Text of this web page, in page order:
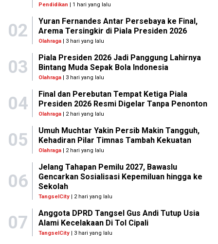
Pendidikan | 1 hari yang lalu
02
Yuran Fernandes Antar Persebaya ke Final,
Arema Tersingkir di Piala Presiden 2026
Olahraga| 3 hari yang lalu
03
Piala Presiden 2026 Jadi Panggung Lahirnya
Bintang Muda Sepak Bola Indonesia
Olahraga| 3 hari yang lalu
04
Final dan Perebutan Tempat Ketiga Piala
Presiden 2026 Resmi Digelar Tanpa Penonton
Olahraga| 2 hari yang lalu
05
Umuh Muchtar Yakin Persib Makin Tangguh,
Kehadiran Pilar Timnas Tambah Kekuatan
Olahraga| 2 hari yang lalu
06
Jelang Tahapan Pemilu 2027, Bawaslu
Gencarkan Sosialisasi Kepemiluan hingga ke
Sekolah
TangselCity| 2 hari yang lalu
07
Anggota DPRD Tangsel Gus Andi Tutup Usia
Alami Kecelakaan Di Tol Cipali
TangselCity| 3 hari yang lalu